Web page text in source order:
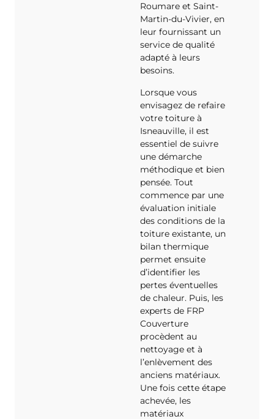
Roumare et Saint-
Martin-du-Vivier, en
leur fournissant un
service de qualité
adapté à leurs
besoins.
Lorsque vous
envisagez de refaire
votre toiture à
Isneauville, il est
essentiel de suivre
une démarche
méthodique et bien
pensée. Tout
commence par une
évaluation initiale
des conditions de la
toiture existante, un
bilan thermique
permet ensuite
d’identifier les
pertes éventuelles
de chaleur. Puis, les
experts de FRP
Couverture
procèdent au
nettoyage et à
l’enlèvement des
anciens matériaux.
Une fois cette étape
achevée, les
matériaux